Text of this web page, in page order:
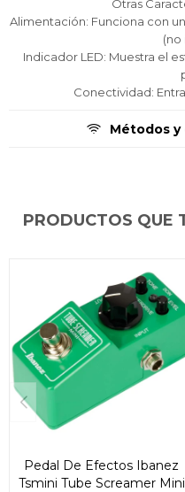
Otras
Alimentación: Funciona con
(no
Indicador LED: Muestra el
Conectividad:
Métodos
PRODUCTOS QUE
Pedal De Efectos Ibanez
Tsmini Tube Screamer Mini